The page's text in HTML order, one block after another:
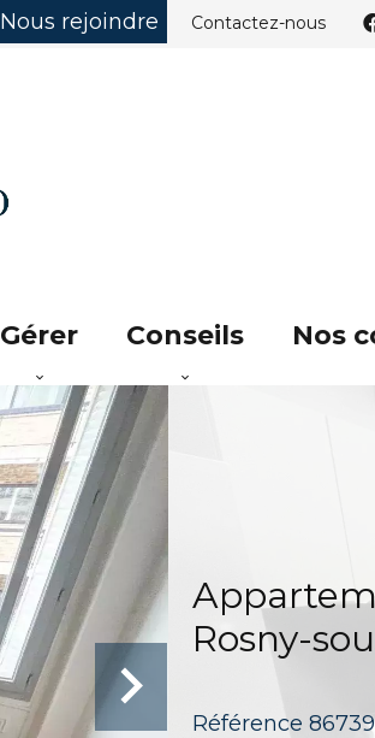
Nous rejoindre Contactez-nous
Gérer Conseils Nos
Rosny-
Référence